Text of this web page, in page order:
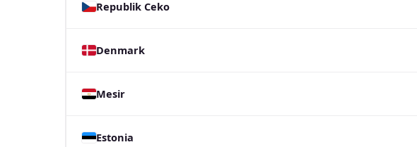
Republik Ceko
Denmark
Mesir
Estonia